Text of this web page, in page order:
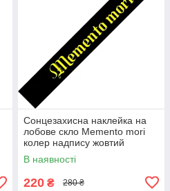
Сонцезахисна наклейка на
лобове скло Memento mori
колер надпису жовтий
В наявності
220 ₴ 280 ₴